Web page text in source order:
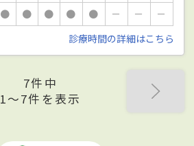
● ● ● ● ● － －
－
診療時間の詳細はこちら
7件中
1〜7件を表示